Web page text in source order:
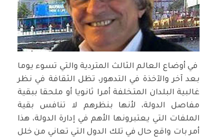
في أوضاع العالم الثالث المتردية والتي تسوء يوما
بعد آخر والآخذة في التدهور، تظل الثقافة في نظر
غالبية البلدان المتخلفة أمرا ثانويا أو ملحقا ببقية
مفاصل الدولة، لأنها بنظرهم لا تنافس بقية
الملفات التي يعتبرونها الأهم في إدارة الدولة، هذا
أمر بات واقع حال في تلك الدول التي تعاني من خلل